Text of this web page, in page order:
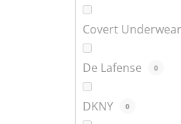
Covert Underwear
De Lafense 0
DKNY 0